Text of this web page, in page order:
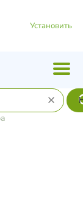
Установить